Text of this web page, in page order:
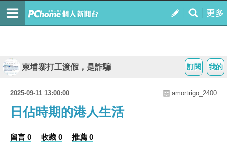
我的
訂閱
柬埔寨打工渡假，是詐騙
2025-09-11 13:00:00 amortrigo_2400
日佔時期的港人生活
留言 0 收藏 0 推薦 0